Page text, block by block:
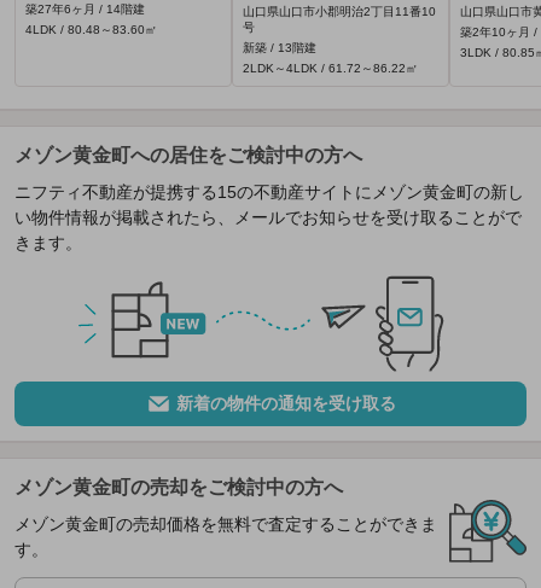
築27年6ヶ月 / 14階建
4LDK / 80.48～83.60㎡
山口県山口市小郡明治2丁目11番10
号
新築 / 13階建
2LDK～4LDK / 61.72～86.22㎡
山口県山口市
築2年10ヶ月 /
3LDK / 80.85
メゾン黄金町への居住をご検討中の方へ
ニフティ不動産が提携する15の不動産サイトにメゾン黄金町の新し
い物件情報が掲載されたら、メールでお知らせを受け取ることがで
きます。
新着の物件の通知を受け取る
メゾン黄金町の売却をご検討中の方へ
メゾン黄金町の売却価格を無料で査定することができま
す。